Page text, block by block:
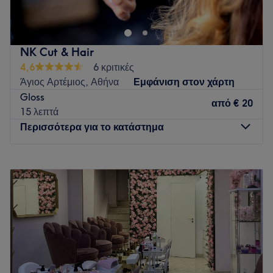
σύγχρονο χώρο όπου η φροντίδα και το στυλ συναντούν την
ποιότητα. Προσφέρουμε επαγγελματικές υπηρεσίες
κομμωτικής, περιποίησης νυχιών και solarium, με στόχο να
αναδεικνύουμε την καλύτερη εκδοχή του εαυτού σας.
Εμπιστευτείτε την ομάδα μας και απολαύστε μια
ολοκληρωμένη εμπειρία ομορφιάς. 💇‍♀️💅✨
NK Cut & Hair
4,6
6 κριτικές
Άγιος Αρτέμιος, Αθήνα
Εμφάνιση στον χάρτη
Gloss
15 λεπτά
από € 20
Περισσότερα για το κατάστημα
Τρίτη
09:00–20:00
Τετάρτη
09:00–17:00
Πέμπτη
09:00– 20:00
Παρασκευή
09:00–20:00
Σάββατο
09:00–17:30
Κυριακή
Κλειστό